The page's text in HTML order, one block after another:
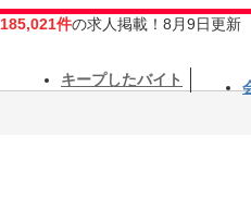
185,021件の求人掲載！8月9日更新
キープしたバイト